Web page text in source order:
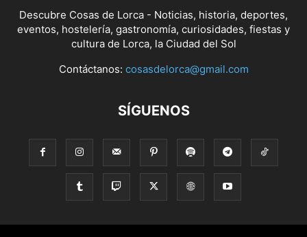
Descubre Cosas de Lorca - Noticias, historia, deportes,
eventos, hostelería, gastronomía, curiosidades, fiestas y
cultura de Lorca, la Ciudad del Sol
Contáctanos: cosasdelorca@gmail.com
SÍGUENOS